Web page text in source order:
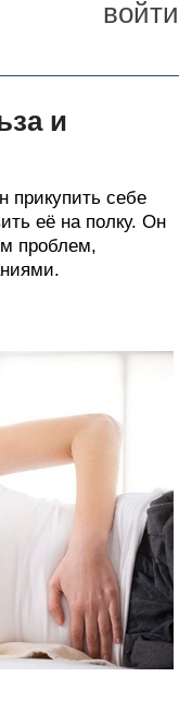
войти
и
прикупить себе
её на полку. Он
проблем,